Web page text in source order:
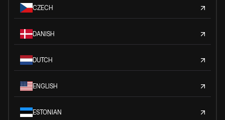
CZECH
DANISH
DUTCH
ENGLISH
ESTONIAN